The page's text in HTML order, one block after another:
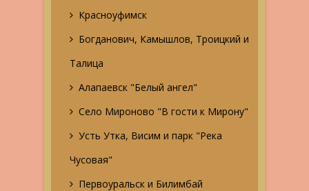
Красноуфимск
Богданович, Камышлов, Троицкий и
Талица
Алапаевск "Белый ангел"
Село Мироново "В гости к Мирону"
Усть Утка, Висим и парк "Река
Чусовая"
Первоуральск и Билимбай